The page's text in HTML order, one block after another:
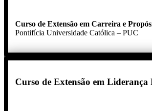
Curso de Extensão em Carreira e
Pontifícia Universidade Católica – PUC
Curso de Extensão em Liderança